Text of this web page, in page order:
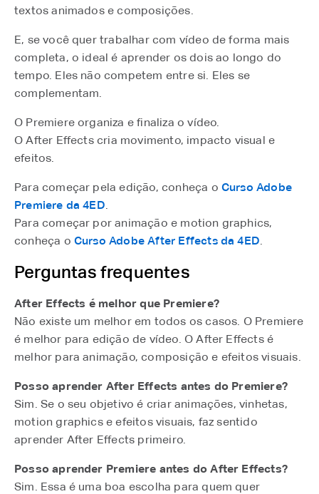
textos animados e composições.
E, se você quer trabalhar com vídeo de forma mais
completa, o ideal é aprender os dois ao longo do
tempo. Eles não competem entre si. Eles se
complementam.
O Premiere organiza e finaliza o vídeo.
O After Effects cria movimento, impacto visual e
efeitos.
Para começar pela edição, conheça o Curso Adobe
Premiere da 4ED⁠.
Para começar por animação e motion graphics,
conheça o Curso Adobe After Effects da 4ED⁠.
Perguntas frequentes
After Effects é melhor que Premiere?
Não existe um melhor em todos os casos. O Premiere
é melhor para edição de vídeo. O After Effects é
melhor para animação, composição e efeitos visuais.
Posso aprender After Effects antes do Premiere?
Sim. Se o seu objetivo é criar animações, vinhetas,
motion graphics e efeitos visuais, faz sentido
aprender After Effects primeiro.
Posso aprender Premiere antes do After Effects?
Sim. Essa é uma boa escolha para quem quer